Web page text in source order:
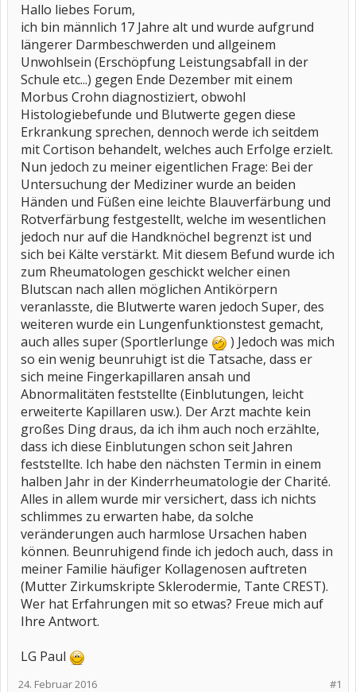
Hallo liebes Forum,
ich bin männlich 17 Jahre alt und wurde aufgrund
längerer Darmbeschwerden und allgeinem
Unwohlsein (Erschöpfung Leistungsabfall in der
Schule etc...) gegen Ende Dezember mit einem
Morbus Crohn diagnostiziert, obwohl
Histologiebefunde und Blutwerte gegen diese
Erkrankung sprechen, dennoch werde ich seitdem
mit Cortison behandelt, welches auch Erfolge erzielt.
Nun jedoch zu meiner eigentlichen Frage: Bei der
Untersuchung der Mediziner wurde an beiden
Händen und Füßen eine leichte Blauverfärbung und
Rotverfärbung festgestellt, welche im wesentlichen
jedoch nur auf die Handknöchel begrenzt ist und
sich bei Kälte verstärkt. Mit diesem Befund wurde ich
zum Rheumatologen geschickt welcher einen
Blutscan nach allen möglichen Antikörpern
veranlasste, die Blutwerte waren jedoch Super, des
weiteren wurde ein Lungenfunktionstest gemacht,
auch alles super (Sportlerlunge
) Jedoch was mich
so ein wenig beunruhigt ist die Tatsache, dass er
sich meine Fingerkapillaren ansah und
Abnormalitäten feststellte (Einblutungen, leicht
erweiterte Kapillaren usw.). Der Arzt machte kein
großes Ding draus, da ich ihm auch noch erzählte,
dass ich diese Einblutungen schon seit Jahren
feststellte. Ich habe den nächsten Termin in einem
halben Jahr in der Kinderrheumatologie der Charité.
Alles in allem wurde mir versichert, dass ich nichts
schlimmes zu erwarten habe, da solche
veränderungen auch harmlose Ursachen haben
können. Beunruhigend finde ich jedoch auch, dass in
meiner Familie häufiger Kollagenosen auftreten
(Mutter Zirkumskripte Sklerodermie, Tante CREST).
Wer hat Erfahrungen mit so etwas? Freue mich auf
Ihre Antwort.
LG Paul
#1
24. Februar 2016